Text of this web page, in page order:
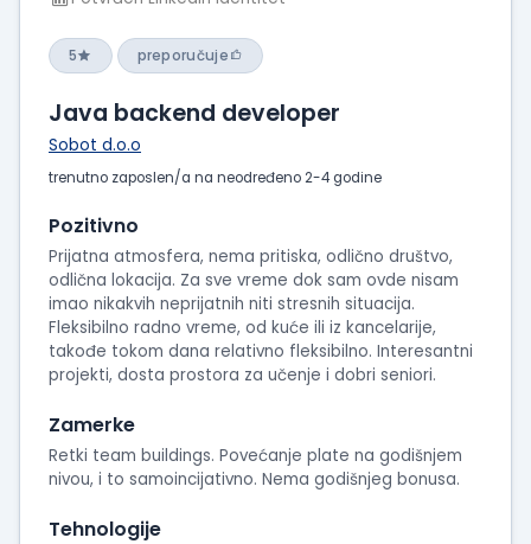
5 preporučuje
Java backend developer
Sobot d.o.o
trenutno zaposlen/a na neodređeno 2-4 godine
Pozitivno
Prijatna atmosfera, nema pritiska, odlično društvo,
odlična lokacija. Za sve vreme dok sam ovde nisam
imao nikakvih neprijatnih niti stresnih situacija.
Fleksibilno radno vreme, od kuće ili iz kancelarije,
takođe tokom dana relativno fleksibilno. Interesantni
projekti, dosta prostora za učenje i dobri seniori.
Zamerke
Retki team buildings. Povećanje plate na godišnjem
nivou, i to samoincijativno. Nema godišnjeg bonusa.
Tehnologije